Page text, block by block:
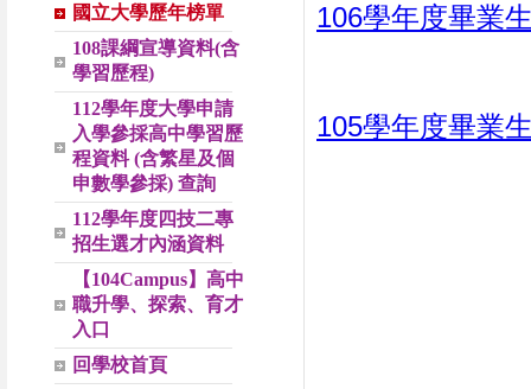
國立大學歷年榜單
108課綱宣導資料(含
學習歷程)
112學年度大學申請
入學參採高中學習歷
程資料 (含繁星及個
申數學參採) 查詢
112學年度四技二專
招生選才內涵資料
【104Campus】高中
職升學、探索、育才
入口
回學校首頁
106學年度畢業
105學年度畢業